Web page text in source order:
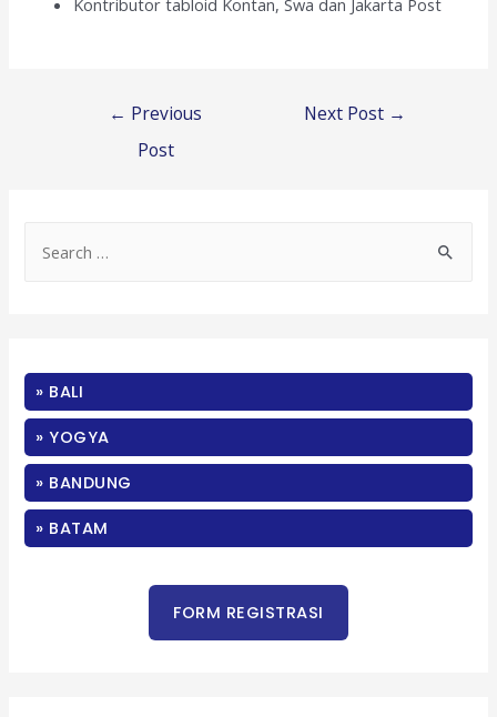
Kontributor tabloid Kontan, Swa dan Jakarta Post
← Previous
Post
Next Post →
f
o
r
» BALI
» YOGYA
» BANDUNG
» BATAM